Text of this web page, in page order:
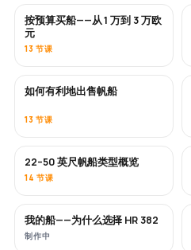
即将推出
按预算买船——从 1 万到 3 万欧
元
13 节课
新内容
如何有利地出售帆船
13 节课
即将推出
22–50 英尺帆船类型概览
14 节课
即将推出
我的船——为什么选择 HR 382
制作中